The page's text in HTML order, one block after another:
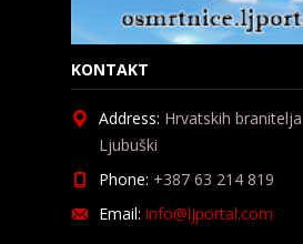
KONTAKT
Address: Hrvatskih
Ljubuški
Phone: +387 63 214 819
Email: info@ljportal.com